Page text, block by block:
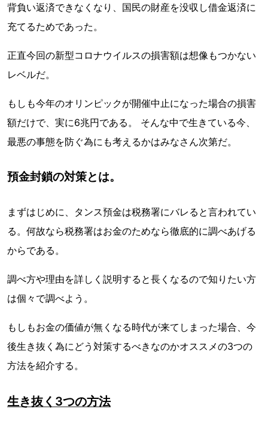
背負い返済できなくなり、国民の財産を没収し借金返済に
充てるためであった。
正直今回の新型コロナウイルスの損害額は想像もつかない
レベルだ。
もしも今年のオリンピックが開催中止になった場合の損害
額だけで、実に6兆円である。 そんな中で生きている今、
最悪の事態を防ぐ為にも考えるかはみなさん次第だ。
預金封鎖の対策とは。
まずはじめに、タンス預金は税務署にバレると言われてい
る。何故なら税務署はお金のためなら徹底的に調べあげる
からである。
調べ方や理由を詳しく説明すると長くなるので知りたい方
は個々で調べよう。
もしもお金の価値が無くなる時代が来てしまった場合、今
後生き抜く為にどう対策するべきなのかオススメの3つの
方法を紹介する。
生き抜く3つの方法